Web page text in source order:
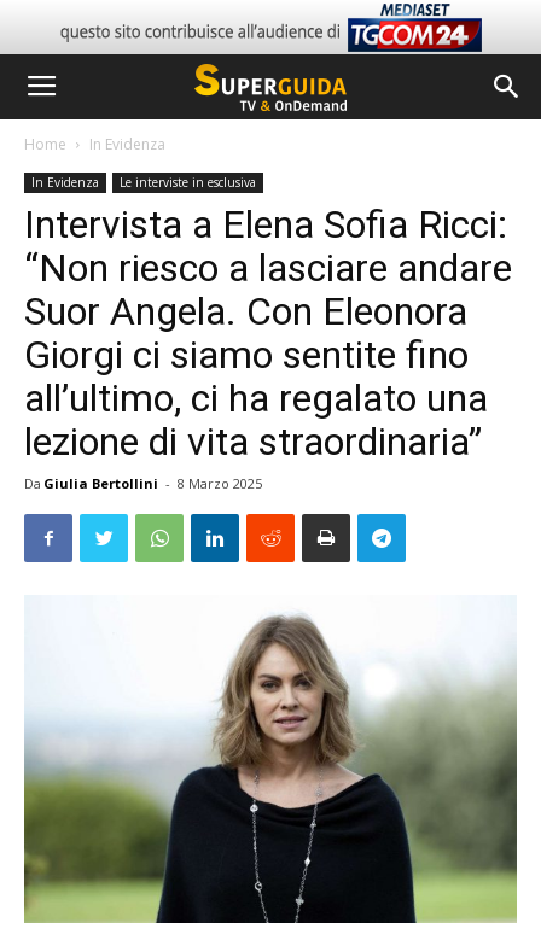
Home In Evidenza
In Evidenza Le interviste in esclusiva
Intervista a Elena Sofia Ricci:
“Non riesco a lasciare andare
Suor Angela. Con Eleonora
Giorgi ci siamo sentite fino
all’ultimo, ci ha regalato una
lezione di vita straordinaria”
Da Giulia Bertollini - 8 Marzo 2025